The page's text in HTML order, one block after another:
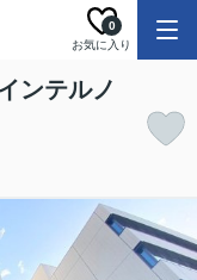
お気に入り
0
ンテルノ